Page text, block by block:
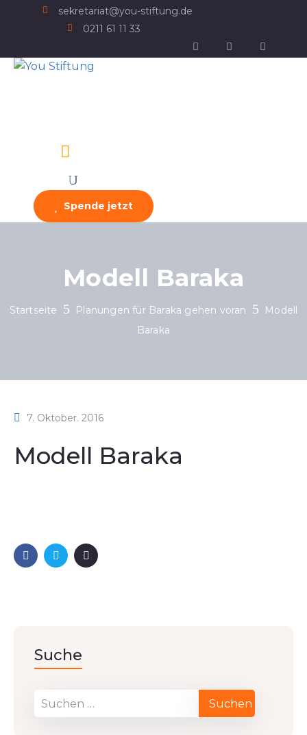
sekretariat@you-stiftung.de
0211 61 11 33
Spende jetzt
Modell Baraka
Startseite Planungen für Baraka gehen voran
Modell
Baraka
7. Oktober. 2016
Modell Baraka
Suche